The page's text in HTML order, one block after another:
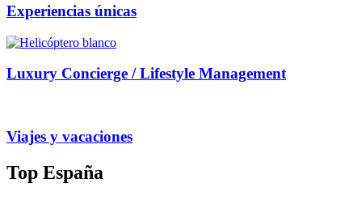
Experiencias únicas
Luxury Concierge / Lifestyle Management
Viajes y vacaciones
Top España